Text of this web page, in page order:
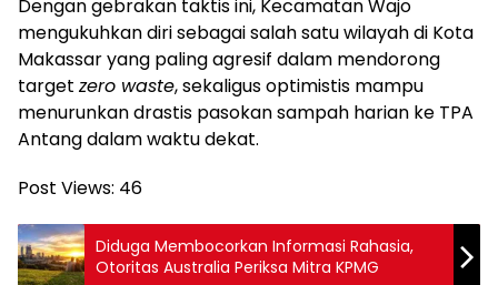
​Dengan gebrakan taktis ini, Kecamatan Wajo
mengukuhkan diri sebagai salah satu wilayah di Kota
Makassar yang paling agresif dalam mendorong
target zero waste, sekaligus optimistis mampu
menurunkan drastis pasokan sampah harian ke TPA
Antang dalam waktu dekat.
Post Views: 46
Diduga Membocorkan Informasi Rahasia,
Otoritas Australia Periksa Mitra KPMG